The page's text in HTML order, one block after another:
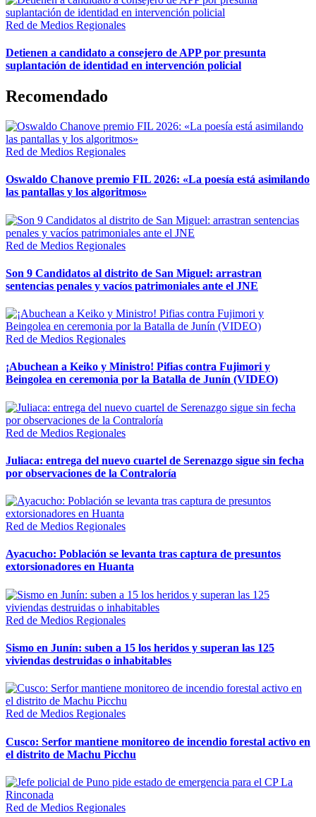
Red de Medios Regionales
Detienen a candidato a consejero de APP por presunta
suplantación de identidad en intervención policial
Recomendado
Red de Medios Regionales
Oswaldo Chanove premio FIL 2026: «La poesía está asimilando
las pantallas y los algoritmos»
Red de Medios Regionales
Son 9 Candidatos al distrito de San Miguel: arrastran
sentencias penales y vacíos patrimoniales ante el JNE
Red de Medios Regionales
¡Abuchean a Keiko y Ministro! Pifias contra Fujimori y
Beingolea en ceremonia por la Batalla de Junín (VIDEO)
Red de Medios Regionales
Juliaca: entrega del nuevo cuartel de Serenazgo sigue sin fecha
por observaciones de la Contraloría
Red de Medios Regionales
Ayacucho: Población se levanta tras captura de presuntos
extorsionadores en Huanta
Red de Medios Regionales
Sismo en Junín: suben a 15 los heridos y superan las 125
viviendas destruidas o inhabitables
Red de Medios Regionales
Cusco: Serfor mantiene monitoreo de incendio forestal activo en
el distrito de Machu Picchu
Red de Medios Regionales